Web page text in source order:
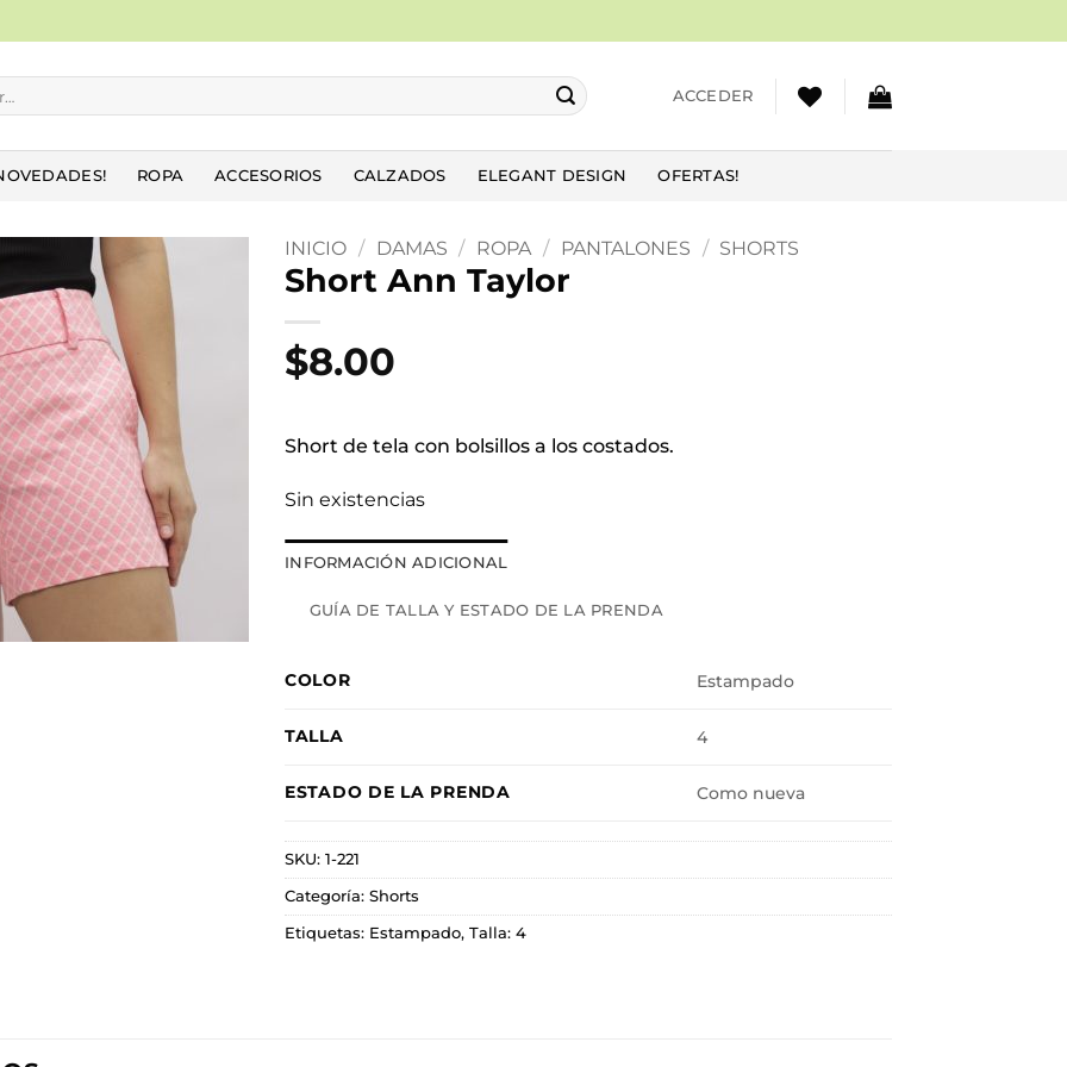
ACCEDER
ROPA ACCESORIOS CALZADOS ELEGANT DESIGN OFERTAS!
Añadir
deseos
INICIO / DAMAS / ROPA / PANTALONES / SHORTS
Short Ann Taylor
$8.00
Short de tela con bolsillos a los costados.
Sin existencias
INFORMACIÓN ADICIONAL
GUÍA DE TALLA Y ESTADO DE LA PRENDA
COLOR Estampado
TALLA 4
ESTADO DE LA PRENDA Como nueva
SKU: 1-221
Categoría: Shorts
Etiquetas: Estampado, Talla: 4